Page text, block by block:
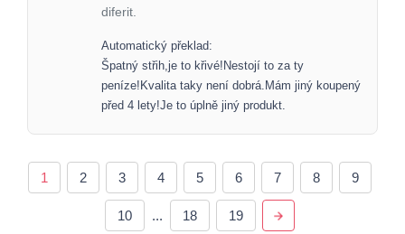
diferit.
Automatický překlad:
Špatný střih,je to křivé!Nestojí to za ty
peníze!Kvalita taky není dobrá.Mám jiný koupený
před 4 lety!Je to úplně jiný produkt.
1 2 3 4 5 6 7 8 9
10 ... 18 19